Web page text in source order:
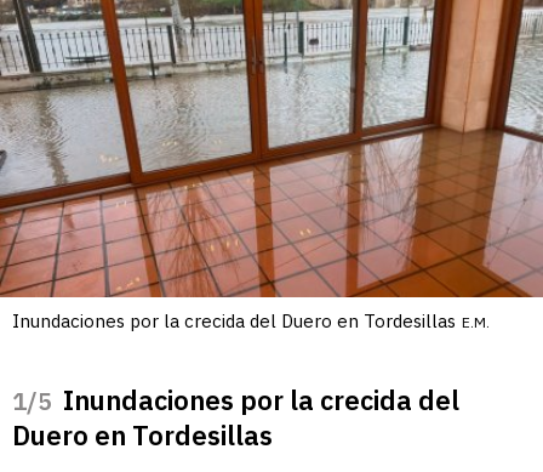
Inundaciones por la crecida del Duero en Tordesillas E.M.
/5 Inundaciones por la crecida del
Duero en Tordesillas